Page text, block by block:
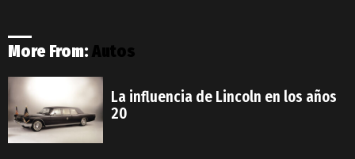
More From:Autos
La influencia de Lincoln en los años
20